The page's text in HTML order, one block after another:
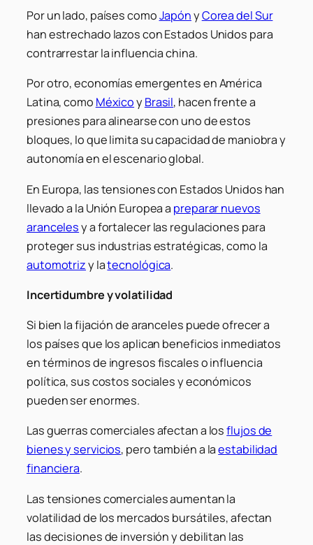
Por un lado, países comoJapónyCorea del Sur
han estrechado lazos con Estados Unidos para
contrarrestar la influencia china.
Por otro, economías emergentes en América
Latina, como MéxicoyBrasil, hacen frente a
presiones para alinearse con uno de estos
bloques, lo que limita su capacidad de maniobra y
autonomía en el escenario global.
En Europa, las tensiones con Estados Unidos han
llevado a la Unión Europea a preparar nuevos
arancelesy a fortalecer las regulaciones para
proteger sus industrias estratégicas, como la
automotrizy latecnológica.
Incertidumbre y volatilidad
Si bien la fijación de aranceles puede ofrecer a
los países que los aplican beneficios inmediatos
en términos de ingresos fiscales o influencia
política, sus costos sociales y económicos
pueden ser enormes.
Las guerras comerciales afectan a losflujos de
bienes y servicios, pero también a laestabilidad
financiera.
Las tensiones comerciales aumentan la
volatilidad de los mercados bursátiles, afectan
las decisiones de inversión y debilitan las